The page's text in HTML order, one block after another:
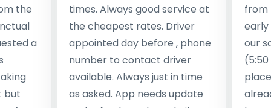
the
a
but
times. Always good service at
the cheapest rates. Driver
appointed day before , phone
number to contact driver
available. Always just in time
as asked. App needs update
from
early
our